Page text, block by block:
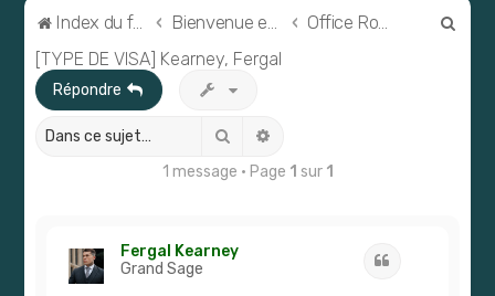
Index du forum Bienvenue en Eiraen ! Office Royal des Visas (ORV)
[TYPE DE VISA] Kearney, Fergal
Répondre
Rechercher
1 message • Page 1 sur 1
Fergal Kearney
Grand Sage